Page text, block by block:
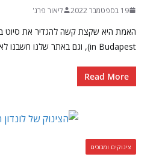
19 בספטמבר 2022 ליאור פרג'
in Budapest), וגם באתר שלנו חשבנו לא מעט לאן בדיוק להכניס
Read More
צינוקים ומבוכים